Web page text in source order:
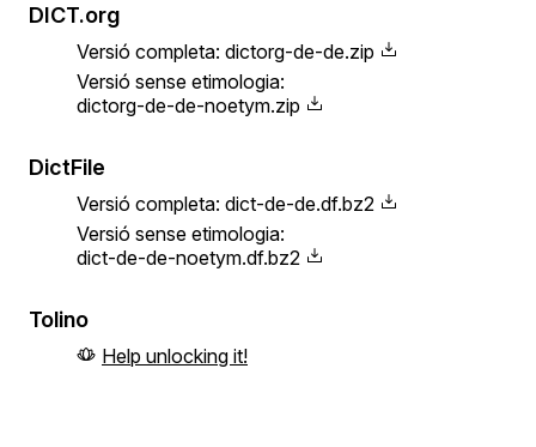
DICT.org
Versió completa: dictorg-de-de.zip
Versió sense etimologia:
dictorg-de-de-noetym.zip
DictFile
Versió completa: dict-de-de.df.bz2
Versió sense etimologia:
dict-de-de-noetym.df.bz2
Tolino
Help unlocking it!